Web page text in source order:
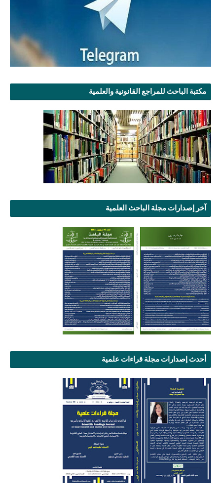
مكتبة الباحث للمراجع القانونية والعلمية
آخر إصدارات مجلة الباحث العلمية
أحدث إصدارات مجلة قراءات علمية